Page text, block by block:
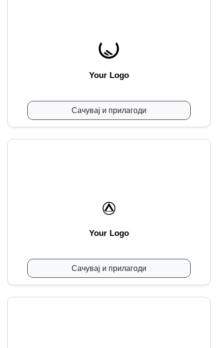
Your Logo
Сачувај и прилагоди
Your Logo
Сачувај и прилагоди